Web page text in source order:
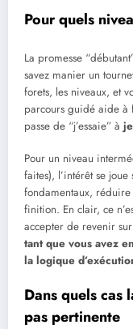
Pour quels
La promesse
savez manier un
forets, les niveaux, et
parcours guidé aide à
passe de “j’essaie” à
Pour un niveau
faites), l’intérêt se
fondamentaux,
finition. En clair, ce
accepter de revenir
tant que vous avez
la logique
Dans quels cas
pas pertinente